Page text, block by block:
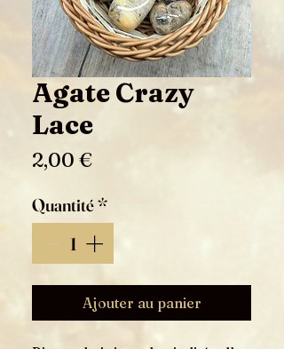
Agate Crazy
Lace
2,00 €Prix
Quantité*
Ajouter au panier